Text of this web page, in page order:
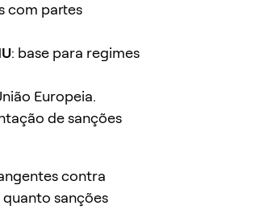
com partes
: base para regimes
Europeia.
de sanções
contra
sanções